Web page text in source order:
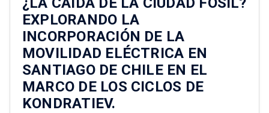
EXPLORANDO LA
INCORPORACIÓN DE LA
MOVILIDAD ELÉCTRICA EN
SANTIAGO DE CHILE EN EL
MARCO DE LOS CICLOS DE
KONDRATIEV.